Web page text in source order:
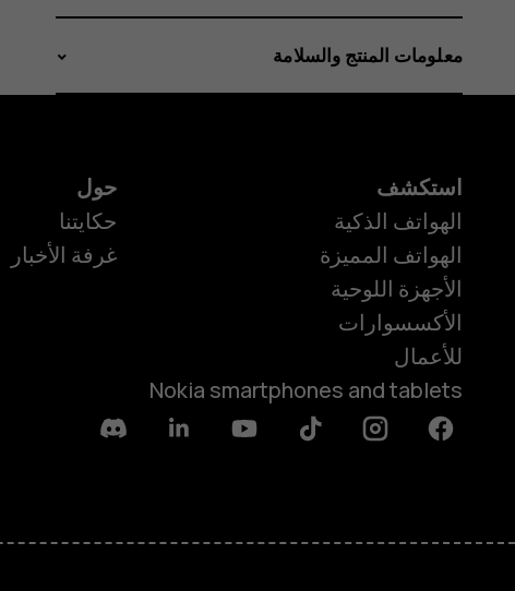
معلومات المنتج والسلامة
استكشف
الهواتف الذكية
الهواتف المميزة
الأجهزة اللوحية
الأكسسوارات
للأعمال
Nokia smartphones and tablets
حول
حكايتنا
غرفة الأخبار
Facebook
Instagram
Tiktok
Youtube
Linkedin
Discord